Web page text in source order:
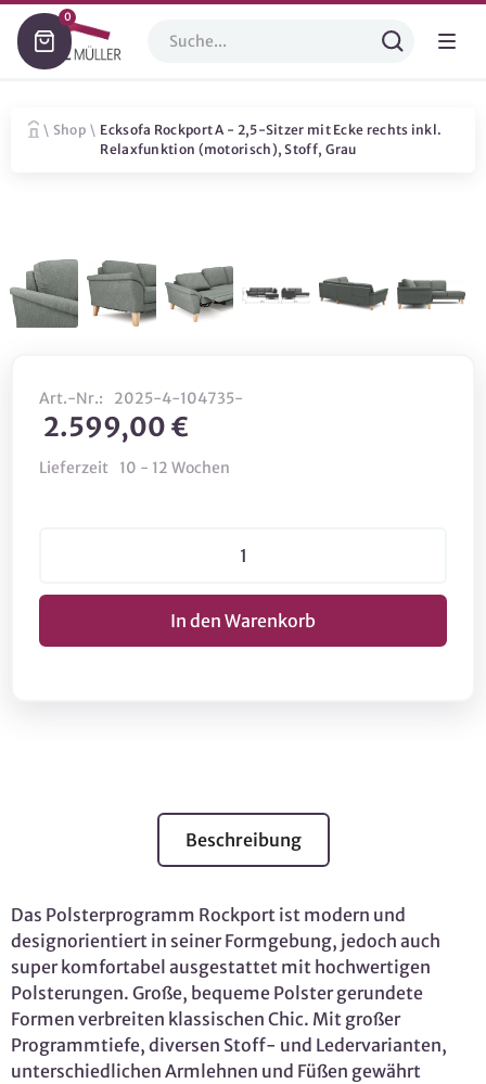
0
\ Shop \ Ecksofa Rockport A - 2,5-Sitzer mit Ecke rechts inkl.
Relaxfunktion (motorisch), Stoff, Grau
Art.-Nr.: 2025-4-104735-
2.599,00 €
Lieferzeit 10 - 12 Wochen
Beschreibung
Das Polsterprogramm Rockport ist modern und
designorientiert in seiner Formgebung, jedoch auch
super komfortabel ausgestattet mit hochwertigen
Polsterungen. Große, bequeme Polster gerundete
Formen verbreiten klassischen Chic. Mit großer
Programmtiefe, diversen Stoff- und Ledervarianten,
unterschiedlichen Armlehnen und Füßen gewährt